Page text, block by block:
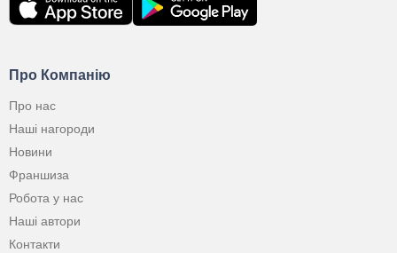
Про Компанію
Про нас
Наші нагороди
Новини
Франшиза
Робота у нас
Наші автори
Контакти